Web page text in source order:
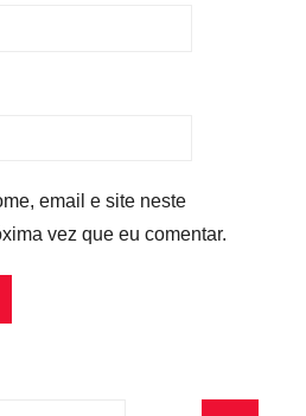
email e site neste
vez que eu comentar.